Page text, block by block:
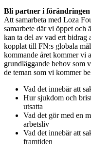
Bli partner i förändringen
Att samarbeta med Loza
samarbete där vi öppet och
kan ta del av vad ert
kopplat till FN:s globala
kommande året kommer vi
grundläggande behov som
de teman som vi kommer
Vad det innebär att
Hur sjukdom och
utsatta
Vad det gör med en
arbetsliv
Vad det innebär att
framtiden